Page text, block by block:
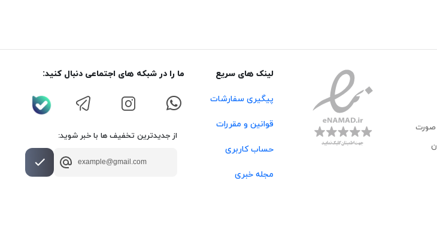
صورت
لینک های سریع
پیگیری سفارشات
قوانین و مقررات
حساب کاربری
مجله خبری
ما را در شبکه های اجتماعی دنبال کنید:
از جدیدترین تخفیف ها با خبر شوید: